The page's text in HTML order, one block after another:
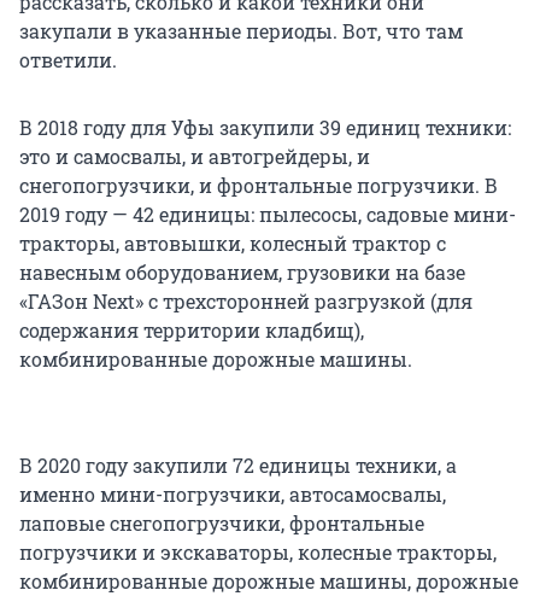
закупали в указанные периоды. Вот, что там
ответили.
В 2018 году для Уфы закупили 39 единиц техники:
это и самосвалы, и автогрейдеры, и
снегопогрузчики, и фронтальные погрузчики. В
2019 году — 42 единицы: пылесосы, садовые мини-
тракторы, автовышки, колесный трактор с
навесным оборудованием, грузовики на базе
«ГАЗон Next» с трехсторонней разгрузкой (для
содержания территории кладбищ),
комбинированные дорожные машины.
В 2020 году закупили 72 единицы техники, а
именно мини-погрузчики, автосамосвалы,
лаповые снегопогрузчики, фронтальные
погрузчики и экскаваторы, колесные тракторы,
комбинированные дорожные машины, дорожные